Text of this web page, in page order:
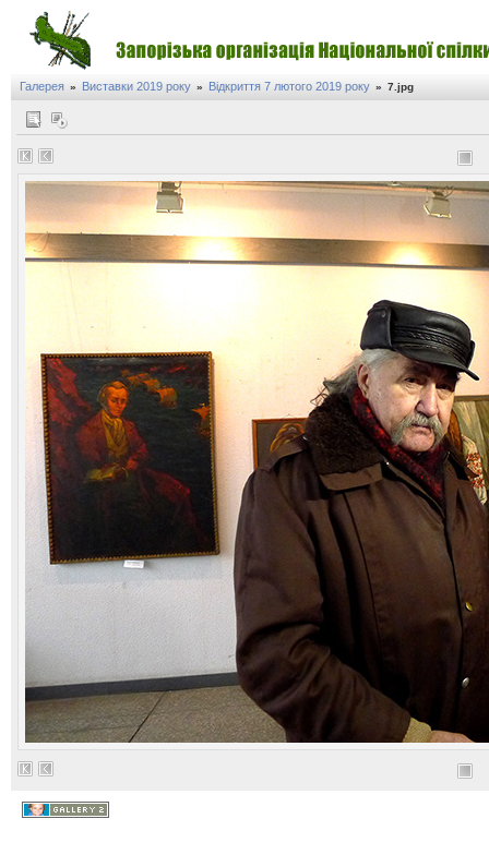
Галерея » Виставки 2019 року » Відкриття 7 лютого 2019 року » 7.jpg